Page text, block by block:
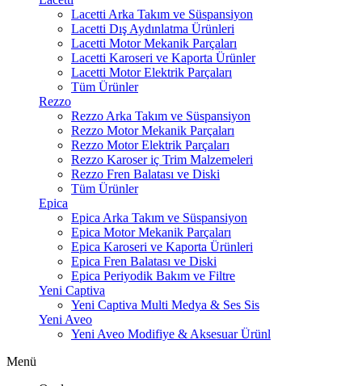
Lacetti Arka Takım ve Süspansiyon
Lacetti Dış Aydınlatma Ürünleri
Lacetti Motor Mekanik Parçaları
Lacetti Karoseri ve Kaporta Ürünler
Lacetti Motor Elektrik Parçaları
Tüm Ürünler
Rezzo
Rezzo Arka Takım ve Süspansiyon
Rezzo Motor Mekanik Parçaları
Rezzo Motor Elektrik Parçaları
Rezzo Karoser iç Trim Malzemeleri
Rezzo Fren Balatası ve Diski
Tüm Ürünler
Epica
Epica Arka Takım ve Süspansiyon
Epica Motor Mekanik Parçaları
Epica Karoseri ve Kaporta Ürünleri
Epica Fren Balatası ve Diski
Epica Periyodik Bakım ve Filtre
Yeni Captiva
Yeni Captiva Multi Medya & Ses Sis
Yeni Aveo
Yeni Aveo Modifiye & Aksesuar Ürünl
Menü